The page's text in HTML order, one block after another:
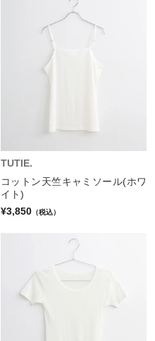
TUTIE.
コットン天竺キャミソール(ホワ
イト)
¥3,850 （税込）